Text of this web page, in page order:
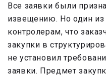
Все заявки были
извещению. Но один из
контролерам, что
закупки в
не установил
заявки. Предмет